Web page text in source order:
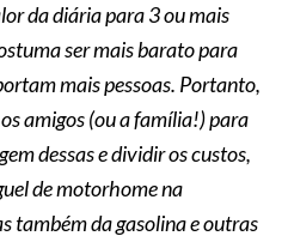
da diária para 3 ou mais
ser mais barato para
mais pessoas. Portanto,
amigos (ou a família!) para
dessas e dividir os custos,
de motorhome na
também da gasolina e outras